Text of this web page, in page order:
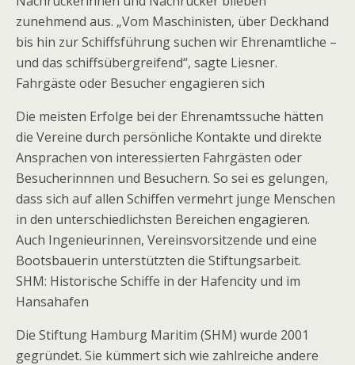
zunehmend aus. „Vom Maschinisten, über Deckhand
bis hin zur Schiffsführung suchen wir Ehrenamtliche –
und das schiffsübergreifend“, sagte Liesner.
Fahrgäste oder Besucher engagieren sich
Die meisten Erfolge bei der Ehrenamtssuche hätten
die Vereine durch persönliche Kontakte und direkte
Ansprachen von interessierten Fahrgästen oder
Besucherinnnen und Besuchern. So sei es gelungen,
dass sich auf allen Schiffen vermehrt junge Menschen
in den unterschiedlichsten Bereichen engagieren.
Auch Ingenieurinnen, Vereinsvorsitzende und eine
Bootsbauerin unterstützten die Stiftungsarbeit.
SHM: Historische Schiffe in der Hafencity und im
Hansahafen
Die Stiftung Hamburg Maritim (SHM) wurde 2001
gegründet. Sie kümmert sich wie zahlreiche andere